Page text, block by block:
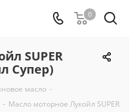
0
SUPER
Супер)
масло -
- Масло моторное Лукойл SUPER